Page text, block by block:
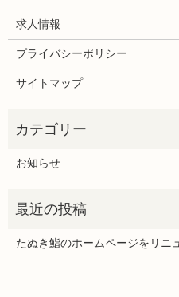
求人情報
プライバシーポリシー
サイトマップ
お知らせ
たぬき鮨のホームページをリニ